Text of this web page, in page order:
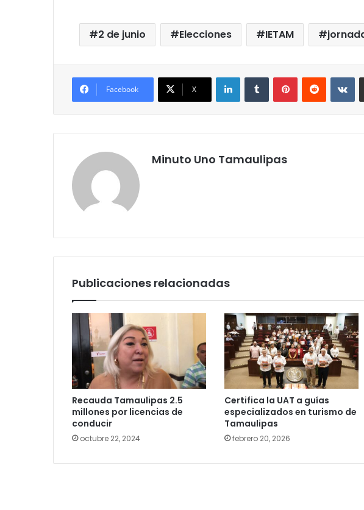
2 de junio Elecciones IETAM
Facebook X
LinkedInTumblrPinterestReddit
Minuto Uno Tamaulipas
Publicaciones relacionadas
Recauda Tamaulipas 2.5
millones por licencias de
conducir
octubre 22, 2024
Certifica la UAT a guías
especializados en turismo de
Tamaulipas
febrero 20, 2026